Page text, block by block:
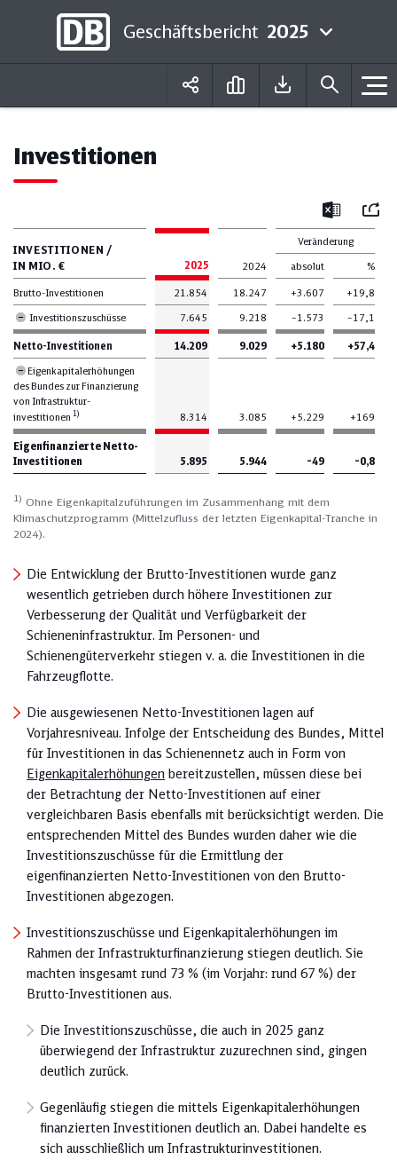
Geschäftsbericht 2025
Investitionen
Mail
Excel
INVESTITIONEN /
IN MIO. €
2025 2024
Verände­rung
absolut
%
Brutto-Investitionen
21.854 18.247 +3.607
+19,8
Investitionszuschüsse
7.645 9.218 –1.573 –17,1
Netto-Investitionen 14.209 9.029 +5.180
+57,4
Eigenkapitalerhöhungen
des Bundes zur Finanzierung
von Infrastruktur­
investitionen 1) 8.314 3.085 +5.229 +169
Eigenfinanzierte Netto-
Investitionen
5.895 5.944 –49 –0,8
1) Ohne Eigenkapitalzuführungen im Zusammenhang mit dem
Klimaschutzprogramm (Mittelzufluss der letzten Eigenkapital-Tranche in
2024).
Die Entwicklung der Brutto-Investitionen wurde ganz
wesentlich getrieben durch höhere Investitionen zur
Verbesserung der Qualität und Verfügbarkeit der
Schieneninfrastruktur. Im Personen- und
Schienengüterverkehr stiegen v. a. die Investitionen in die
Fahrzeugflotte.
Die ausgewiesenen Netto-Investitionen lagen auf
Vorjahresniveau. Infolge der Entscheidung des Bundes, Mittel
für Investitionen in das Schienennetz auch in Form von
Eigenkapitalerhöhungen bereitzustellen, müssen diese bei
der Betrachtung der Netto-Investi­tionen auf einer
vergleichbaren Basis ebenfalls mit berück­sich­tigt werden. Die
entsprechenden Mittel des Bundes wurden daher wie die
Investitionszuschüsse für die Ermittlung der
eigenfinanzierten Netto-Investitionen von den Brutto-
Investitionen abgezogen.
Investitionszuschüsse und Eigenkapitalerhöhungen im
Rahmen der Infrastrukturfinanzierung stiegen deutlich. Sie
machten insgesamt rund 73 % (im Vorjahr: rund 67 %) der
Brutto-Investitionen aus.
Die Investitionszuschüsse, die auch in 2025 ganz
überwiegend der Infrastruktur zuzurechnen sind, gingen
deutlich zurück.
Gegenläufig stiegen die mittels Eigenkapitalerhöhungen
finanzierten Investitionen deutlich an. Dabei handelte es
sich ausschließlich um Infrastrukturinvestitionen.